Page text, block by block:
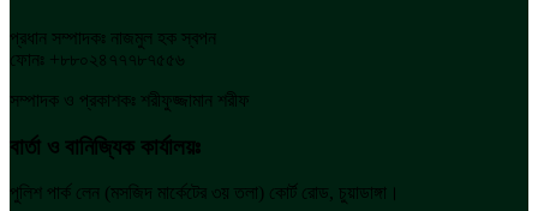
প্রধান সম্পাদকঃ নাজমুল হক স্বপন
ফোনঃ +৮৮০২৪৭৭৭৮৭৫৫৬
সম্পাদক ও প্রকাশকঃ শরীফুজ্জামান শরীফ
বার্তা ও বানিজ্যিক কার্যালয়ঃ
পুলিশ পার্ক লেন (মসজিদ মার্কেটের ৩য় তলা) কোর্ট রোড, চুয়াডাঙ্গা।